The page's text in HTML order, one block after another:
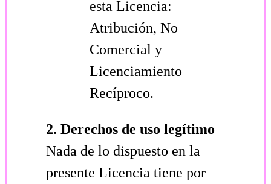
esta Licencia:
Atribución, No
Comercial y
Licenciamiento
Recíproco.
2. Derechos de uso legítimo
Nada de lo dispuesto en la
presente Licencia tiene por